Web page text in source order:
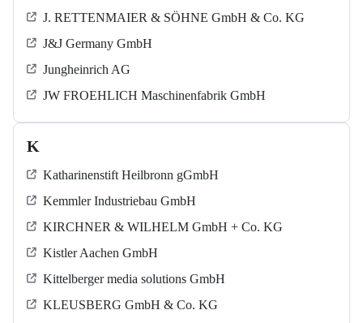
J. RETTENMAIER & SÖHNE GmbH & Co. KG
J&J Germany GmbH
Jungheinrich AG
JW FROEHLICH Maschinenfabrik GmbH
K
Katharinenstift Heilbronn gGmbH
Kemmler Industriebau GmbH
KIRCHNER & WILHELM GmbH + Co. KG
Kistler Aachen GmbH
Kittelberger media solutions GmbH
KLEUSBERG GmbH & Co. KG